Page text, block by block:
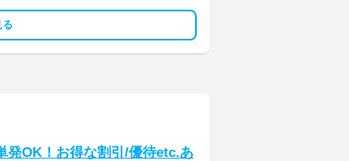
発OK！お得な割引/優待etc.あ